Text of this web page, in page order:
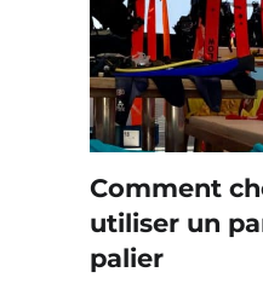
Comment
utiliser un
palier